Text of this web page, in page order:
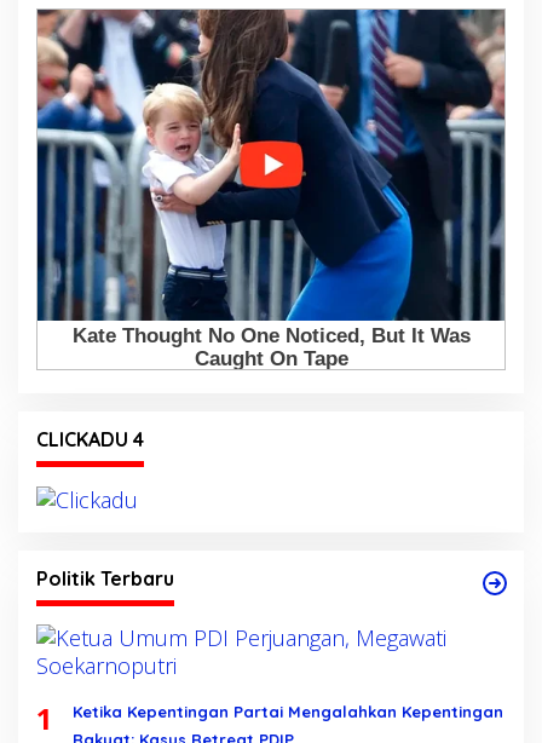
CLICKADU 4
Politik Terbaru
1
Ketika Kepentingan Partai Mengalahkan Kepentingan